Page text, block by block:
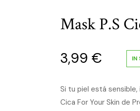
Mask P.S
3,99 € IN
Si tu piel está sensible,
Cica For Your Skin de